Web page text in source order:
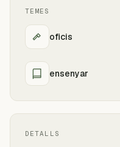
TEMES
oficis
ensenyar
DETALLS